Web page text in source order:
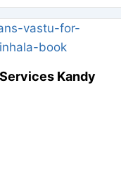
Kandy